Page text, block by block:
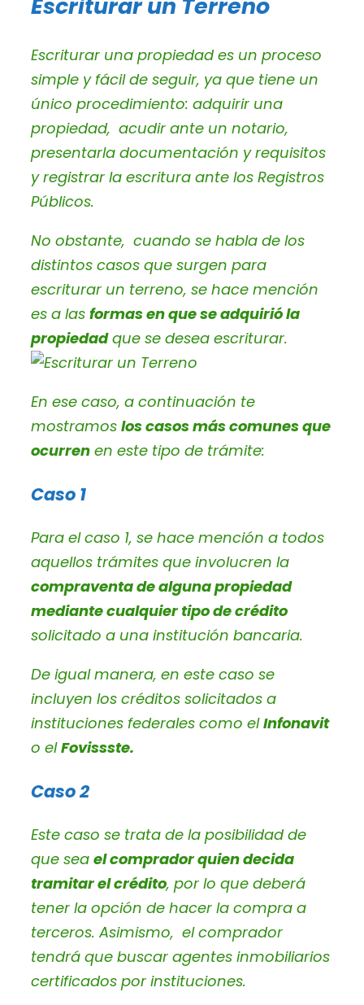
Escriturar un Terreno
Escriturar una propiedad es un proceso
simple y fácil de seguir, ya que tiene un
único procedimiento: adquirir una
propiedad, acudir ante un notario,
presentarla documentación y requisitos
y registrar la escritura ante los Registros
Públicos.
No obstante, cuando se habla de los
distintos casos que surgen para
escriturar un terreno, se hace mención
es a las formas en que se adquirió la
propiedadque se desea escriturar.
En ese caso, a continuación te
mostramos los casos más comunes que
ocurren en este tipo de trámite:
Caso 1
Para el caso 1, se hace mención a todos
aquellos trámites que involucren la
compraventa de alguna propiedad
mediante cualquier tipo de crédito
solicitado a una institución bancaria.
De igual manera, en este caso se
incluyen los créditos solicitados a
instituciones federales como elInfonavit
o elFovissste.
Caso 2
Este caso se trata de la posibilidad de
que sea el comprador quien decida
tramitar el crédito, por lo que deberá
tener la opción de hacer la compra a
terceros. Asimismo, el comprador
tendrá que buscar agentes inmobiliarios
certificados por instituciones.